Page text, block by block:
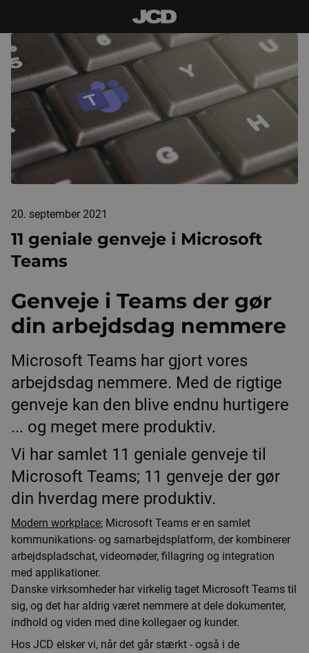
20. september 2021
11 geniale genveje i Microsoft
Teams
Genveje i Teams der gør
din arbejdsdag nemmere
Microsoft Teams har gjort vores
arbejdsdag nemmere. Med de rigtige
genveje kan den blive endnu hurtigere
... og meget mere produktiv.
Vi har samlet 11 geniale genveje til
Microsoft Teams; 11 genveje der gør
din hverdag mere produktiv.
Modern workplace; Microsoft Teams er en samlet
kommunikations- og samarbejdsplatform, der kombinerer
arbejdspladschat, videomøder, fillagring og integration
med applikationer.
Danske virksomheder har virkelig taget Microsoft Teams til
sig, og det har aldrig været nemmere at dele dokumenter,
indhold og viden med dine kollegaer og kunder.
Hos JCD elsker vi, når det går stærkt - også i de